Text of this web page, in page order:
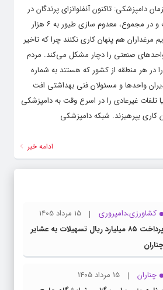
دامپزشکی: تاکنون آنفلوانزای پرندگان در
۱۳ کانون گزارش شده است و در مجموع، معدوم سازی طیور به ۶ هزار
هم پنهان کاری نکنند چرا که تاخیر
صنعتی را دچار مشکل می‌کند. مردم
در هر منطقه از کشور که هستند به شماره
مدیران واحد‌ها و مسئولان فنی بهداشتی افت
تلفات غیرعادی را در اسرع وقت به دامپزشکی
کاری بپرهیزند. شبکه دامپزشکی
ادامه خبر
کشاورزی،دامپروری
15 مرداد 1405
پرداخت ۸۵ میلیارد ریال تسهیلات به عشایر
چناران
چناران
15 مرداد 1405